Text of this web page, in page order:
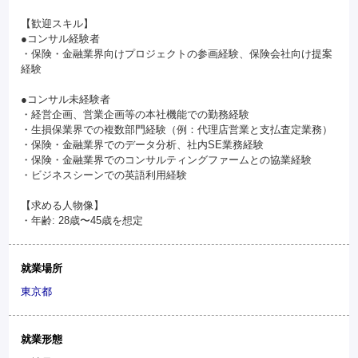
【歓迎スキル】
●コンサル経験者
・保険・金融業界向けプロジェクトの参画経験、保険会社向け提案
経験
●コンサル未経験者
・経営企画、営業企画等の本社機能での勤務経験
・生損保業界での複数部門経験（例：代理店営業と支払査定業務）
・保険・金融業界でのデータ分析、社内SE業務経験
・保険・金融業界でのコンサルティングファームとの協業経験
・ビジネスシーンでの英語利用経験
【求める人物像】
・年齢: 28歳〜45歳を想定
就業場所
東京都
就業形態